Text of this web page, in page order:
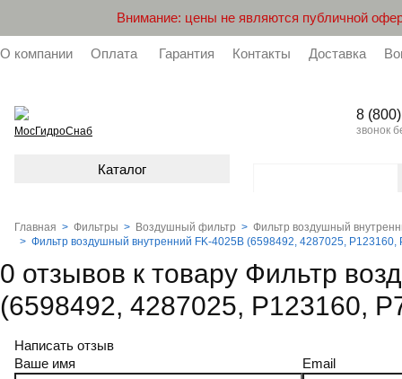
Внимание: цены не являются публичной
О компании Оплата Гарантия Контакты Доставка
МосГидроСнаб
8
звонок
Каталог
Главная > Фильтры > Воздушный фильтр > Фильтр воздушный
> Фильтр воздушный внутренний FK-4025B (6598492, 4287025, P123160,
0 отзывов к товару Фильтр
(6598492, 4287025, P123160,
Написать отзыв
Ваше имя
Email